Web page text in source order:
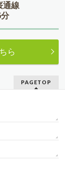
通線
ら
PAGETOP